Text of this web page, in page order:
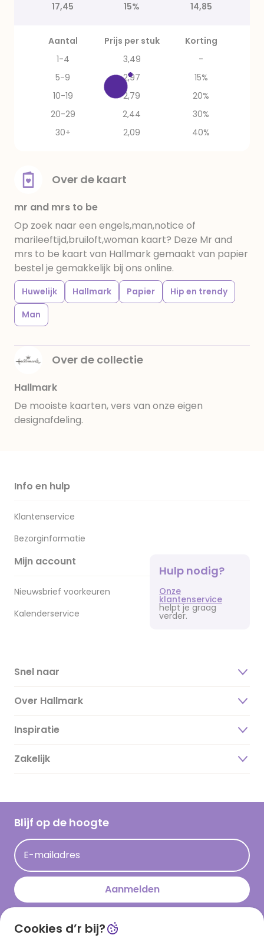
17,45
15% 14,85
Aantal Prijs per stuk
Korting
1-4
3,49
-
5-9
2,97
15%
10-19
2,79
20%
20-29
2,44
30%
30+
2,09 40%
Over de kaart
mr and mrs to be
Op zoek naar een engels,man,notice of
marileeftijd,bruiloft,woman kaart? Deze Mr and
mrs to be kaart van Hallmark gemaakt van papier
bestel je gemakkelijk bij ons online.
Huwelijk Hallmark Papier
Hip en trendy
Man
Over de collectie
Hallmark
De mooiste kaarten, vers van onze eigen
designafdeling.
Info en hulp
Klantenservice
Bezorginformatie
Mijn account
Nieuwsbrief voorkeuren
Kalenderservice
Hulp nodig?
Onze
klantenservice
helpt je graag
verder.
Snel naar
Over Hallmark
Over ons
Duurzaamheid
Hallmark Kaartclub
Acties
Persberichten
Hallmark en Kinderpostzegels
Inspiratie
Magazine
Cadeau inspiratie
Kaartinspiratie
Zakelijk
Blijf op de hoogte
E-mailadres
Aanmelden
Download onze app
Cookies d’r bij?